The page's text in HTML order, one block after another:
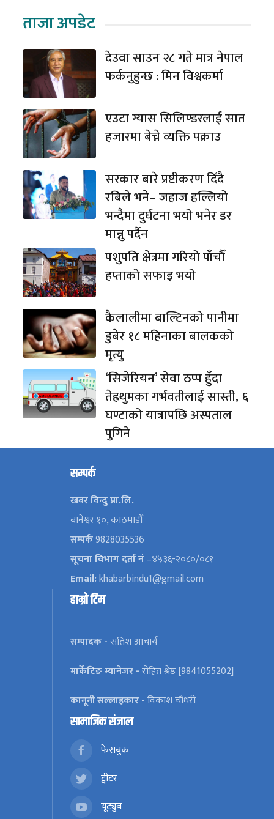
ताजा अपडेट
देउवा साउन २८ गते मात्र नेपाल
फर्कनुहुन्छ : मिन विश्वकर्मा
एउटा ग्यास सिलिण्डरलाई सात
हजारमा बेच्ने व्यक्ति पक्राउ
सरकार बारे प्रष्टीकरण दिँदै
रबिले भने– जहाज हल्लियो
भन्दैमा दुर्घटना भयो भनेर डर
मान्नु पर्दैन
पशुपति क्षेत्रमा गरियो पाँचौँ
हप्ताको सफाइ भयो
कैलालीमा बाल्टिनको पानीमा
डुबेर १८ महिनाका बालकको
मृत्यु
‘सिजेरियन’ सेवा ठप्प हुँदा
तेह्रथुमका गर्भवतीलाई सास्ती, ६
घण्टाको यात्रापछि अस्पताल
पुगिने
सम्पर्क
खबर विन्दु प्रा.लि.
बानेश्वर १०, काठमाडौँ
सम्पर्क9828035536
सूचना विभाग दर्ता नं–४५३६-२०८०/०८१
Email:khabarbindu1@gmail.com
हाम्रो टिम
सम्पादक -सतिश आचार्य
मार्केटिङ म्यानेजर -रोहित श्रेष्ठ [9841055202]
कानूनी सल्लाहकार -विकाश चौधरी
सामाजिक संजाल
फेसबुक
ट्वीटर
यूट्युब